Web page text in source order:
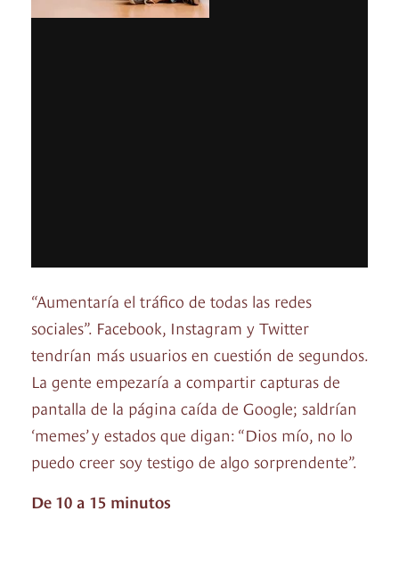
“Aumentaría el tráfico de todas las redes
sociales”. Facebook, Instagram y Twitter
tendrían más usuarios en cuestión de segundos.
La gente empezaría a compartir capturas de
pantalla de la página caída de Google; saldrían
‘memes’ y estados que digan: “Dios mío, no lo
puedo creer soy testigo de algo sorprendente”.
De 10 a 15 minutos